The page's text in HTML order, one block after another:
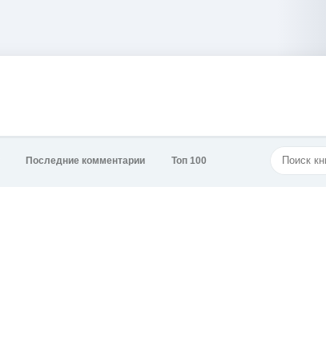
Последние комментарии Топ 100